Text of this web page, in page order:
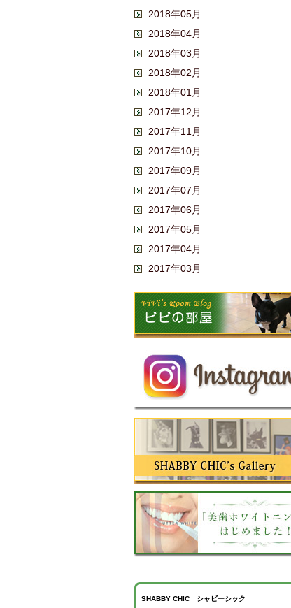
2018年05月
2018年04月
2018年03月
2018年02月
2018年01月
2017年12月
2017年11月
2017年10月
2017年09月
2017年07月
2017年06月
2017年05月
2017年04月
2017年03月
SHABBY CHIC シャビーシック